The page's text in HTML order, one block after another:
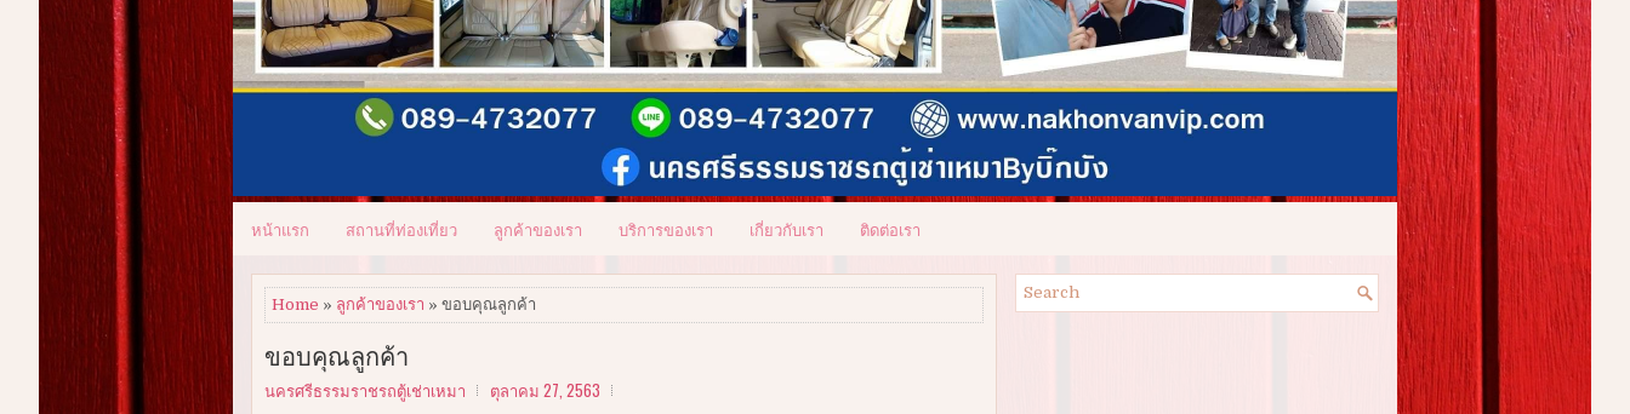
หน้าแรก สถานที่ท่องเที่ยว ลูกค้าของเรา บริการของเรา เกี่ยวกับเรา ติดต่อเรา
Home » ลูกค้าของเรา » ขอบคุณลูกค้า
ขอบคุณลูกค้า
นครศรีธรรมราชรถตู้เช่าเหมา ตุลาคม 27, 2563